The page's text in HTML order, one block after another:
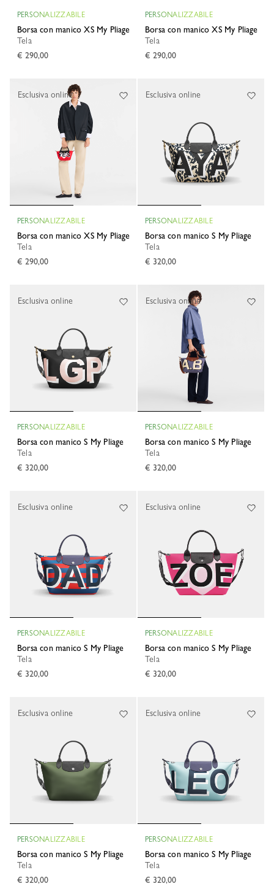
PERSONALIZZABILE
Borsa con manico XS My Pliage
Tela
€ 290,00
PERSONALIZZABILE
Borsa con manico XS My Pliage
Tela
€ 290,00
PERSONALIZZABILE
Borsa con manico XS My Pliage
Tela
€ 290,00
Esclusiva online
PERSONALIZZABILE
Borsa con manico S My Pliage
Tela
€ 320,00
Esclusiva online
PERSONALIZZABILE
Borsa con manico S My Pliage
Tela
€ 320,00
Esclusiva online
PERSONALIZZABILE
Borsa con manico S My Pliage
Tela
€ 320,00
Esclusiva online
PERSONALIZZABILE
Borsa con manico S My Pliage
Tela
€ 320,00
Esclusiva online
PERSONALIZZABILE
Borsa con manico S My Pliage
Tela
€ 320,00
Esclusiva online
PERSONALIZZABILE
Borsa con manico S My Pliage
Tela
€ 320,00
Esclusiva online
PERSONALIZZABILE
Borsa con manico S My Pliage
Tela
€ 320,00
Esclusiva online